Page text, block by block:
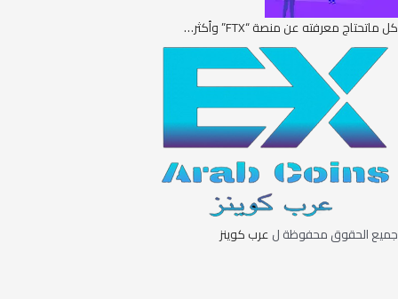
كل ماتحتاج معرفته عن منصة “FTX” وأكثر…
جميع الحقوق محفوظة لعرب كوينز